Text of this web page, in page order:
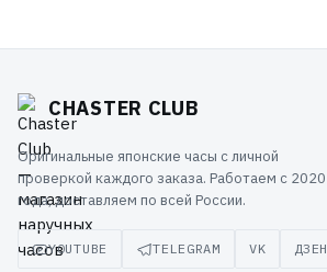
CHASTER CLUB
Оригинальные японские часы с личной
проверкой каждого заказа. Работаем с 2020
года, доставляем по всей России.
YOUTUBE TELEGRAM VK ДЗЕН